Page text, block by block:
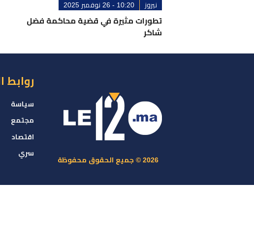
نيروز 10:20 - 26 نوفمبر 2025
تطورات مثيرة في قضية محاكمة فضل
شاكر
2026 © جميع الحقوق محفوظة
روابط
سياسة
مجتمع
اقتصاد
سري